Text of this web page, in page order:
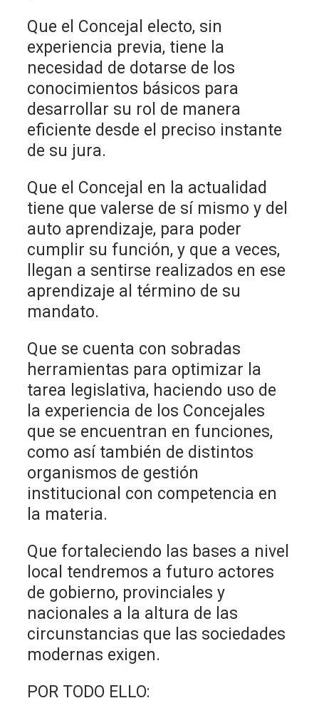
Que el Concejal electo, sin
experiencia previa, tiene la
necesidad de dotarse de los
conocimientos básicos para
desarrollar su rol de manera
eficiente desde el preciso instante
de su jura.
Que el Concejal en la actualidad
tiene que valerse de sí mismo y del
auto aprendizaje, para poder
cumplir su función, y que a veces,
llegan a sentirse realizados en ese
aprendizaje al término de su
mandato.
Que se cuenta con sobradas
herramientas para optimizar la
tarea legislativa, haciendo uso de
la experiencia de los Concejales
que se encuentran en funciones,
como así también de distintos
organismos de gestión
institucional con competencia en
la materia.
Que fortaleciendo las bases a nivel
local tendremos a futuro actores
de gobierno, provinciales y
nacionales a la altura de las
circunstancias que las sociedades
modernas exigen.
POR TODO ELLO: